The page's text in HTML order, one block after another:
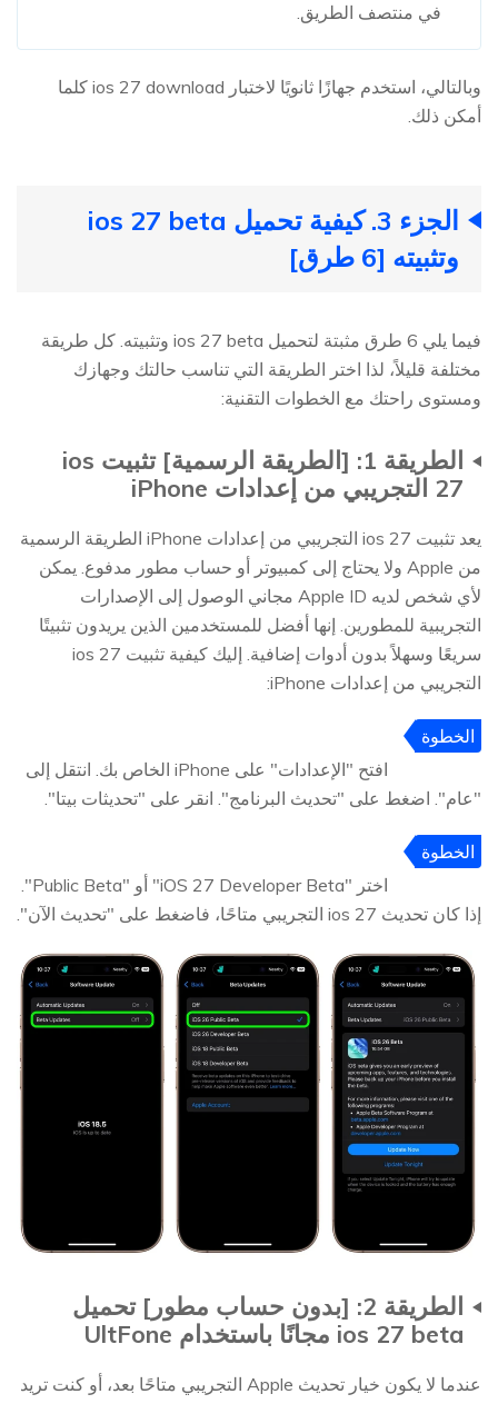
في منتصف الطريق.
وبالتالي، استخدم جهازًا ثانويًا لاختبار ios 27 download كلما
أمكن ذلك.
الجزء 3. كيفية تحميل ios 27 beta
وتثبيته [6 طرق]
فيما يلي 6 طرق مثبتة لتحميل ios 27 beta وتثبيته. كل طريقة
مختلفة قليلاً، لذا اختر الطريقة التي تناسب حالتك وجهازك
ومستوى راحتك مع الخطوات التقنية:
الطريقة 1: [الطريقة الرسمية] تثبيت ios
27 التجريبي من إعدادات iPhone
يعد تثبيت ios 27 التجريبي من إعدادات iPhone الطريقة الرسمية
من Apple ولا يحتاج إلى كمبيوتر أو حساب مطور مدفوع. يمكن
لأي شخص لديه Apple ID مجاني الوصول إلى الإصدارات
التجريبية للمطورين. إنها أفضل للمستخدمين الذين يريدون تثبيتًا
سريعًا وسهلاً بدون أدوات إضافية. إليك كيفية تثبيت ios 27
التجريبي من إعدادات iPhone:
الخطوة
افتح "الإعدادات" على iPhone الخاص بك. انتقل إلى
"عام". اضغط على "تحديث البرنامج". انقر على "تحديثات بيتا".
الخطوة
اختر "iOS 27 Developer Beta" أو "Public Beta".
إذا كان تحديث ios 27 التجريبي متاحًا، فاضغط على "تحديث الآن".
الطريقة 2: [بدون حساب مطور] تحميل
ios 27 beta مجانًا باستخدام UltFone
عندما لا يكون خيار تحديث Apple التجريبي متاحًا بعد، أو كنت تريد